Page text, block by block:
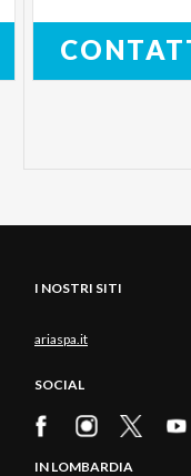
I NOSTRI SITI
ariaspa.it
SOCIAL
IN LOMBARDIA